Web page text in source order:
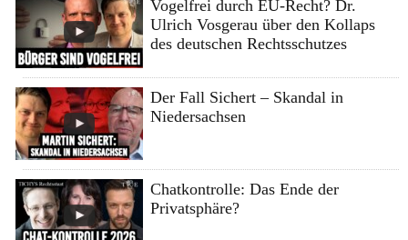
Vogelfrei durch EU-Recht? Dr.
Ulrich Vosgerau über den Kollaps
des deutschen Rechtsschutzes
Der Fall Sichert – Skandal in
Niedersachsen
Chatkontrolle: Das Ende der
Privatsphäre?